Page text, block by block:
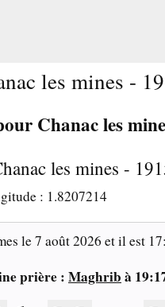
les mines -
Chanac les
les mines -
: 1.8207214
le7 août 2026 et il est
prière : Maghrib à